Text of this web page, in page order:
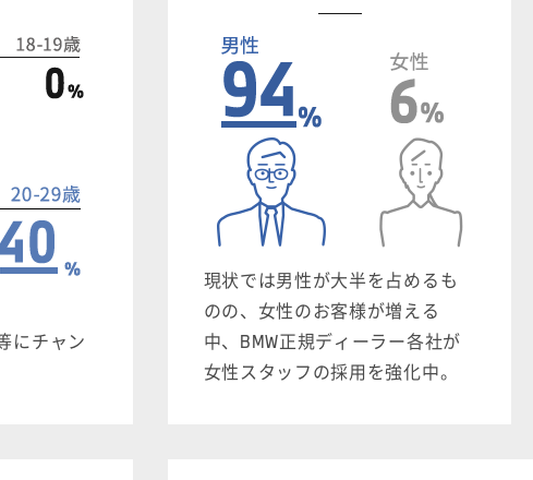
にチャン
現状では男性が大半を占めるも
のの、女性のお客様が増える
中、BMW正規ディーラー各社が
女性スタッフの採用を強化中。